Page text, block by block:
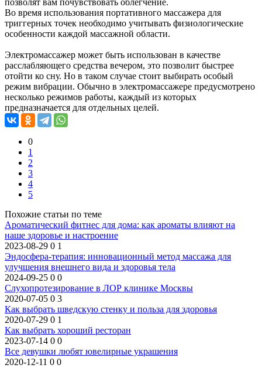
позволят вам почувствовать облегчение.
Во время использования портативного массажера для
триггерных точек необходимо учитывать физиологические
особенности каждой массажной области.
Электромассажер может быть использован в качестве
расслабляющего средства вечером, это позволит быстрее
отойти ко сну. Но в таком случае стоит выбирать особый
режим вибрации. Обычно в электромассажере предусмотрено
несколько режимов работы, каждый из которых
предназначается для отдельных целей.
0
1
2
3
4
5
Похожие статьи по теме
Ароматический фитнес для дома: как ароматы влияют на
наше здоровье и настроение
2023-08-29 0 1
Эндосфера-терапия: инновационный метод массажа для
улучшения внешнего вида и здоровья тела
2024-09-25 0 0
Слухопротезирование в ЛОР клинике Москвы
2020-07-05 0 3
Как выбрать шведскую стенку и польза для здоровья
2020-07-29 0 1
Как выбрать хороший ресторан
2023-07-14 0 0
Все девушки любят ювелирные украшения
2020-12-11 0 0